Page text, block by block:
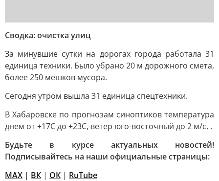
Сводка: очистка улиц
За минувшие сутки на дорогах города работала 31
единица техники. Было убрано 20 м дорожного смета,
более 250 мешков мусора.
Сегодня утром вышла 31 единица спецтехники.
В Хабаровске по прогнозам синоптиков температура
днем от +17С до +23С, ветер юго-восточный до 2 м/с, .
Будьте в курсе актуальных новостей!
Подписывайтесь на наши официальные страницы:
MAX | ВК | ОК | RuTube